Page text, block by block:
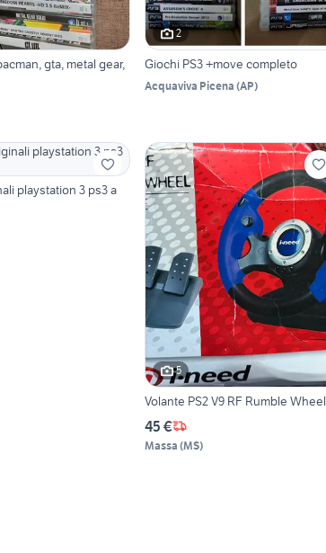
gta, metal gear,
2
Giochi PS3 +move completo
Acquaviva Picena (AP)
playstation 3 ps3 a
5
Volante PS2 V9 RF Rumble Wheel
45 €
Massa (MS)